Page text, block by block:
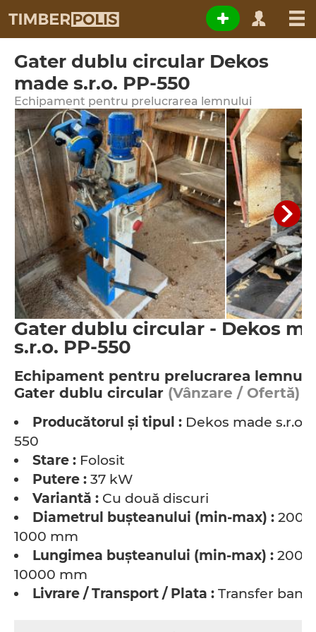
Gater dublu circular Dekos
made s.r.o. PP-550
Echipament pentru prelucrarea lemnului
Gater dublu circular - Dekos
s.r.o. PP-550
Echipament pentru prelucrarea
Gater dublu circular (Vânzare / Ofertă)
Producătorul şi tipul : Dekos made s.r.o.
550
Stare : Folosit
Putere : 37 kW
Variantă : Cu două discuri
Diametrul buşteanului (min-max) : 200 -
1000 mm
Lungimea buşteanului (min-max) : 2000
10000 mm
Livrare / Transport / Plata : Transfer